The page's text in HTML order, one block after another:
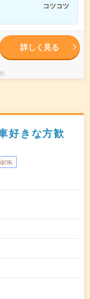
コツコツ
詳しく見る
好きな方歓
OK